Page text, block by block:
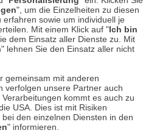
", um die Einzelheiten zu diesen
sowie um individuell je
Mit einem Klick auf "Ich bin
dem Einsatz aller Dienste zu. Mit
" lehnen Sie den Einsatz aller nicht
gemeinsam mit anderen
verfolgen unsere Partner auch
kommt es auch zu
USA. Dies ist mit Risiken
den einzelnen Diensten in den
" informieren.
9:00 Uhr bis 18:00 Uhr
Information
Sie uns im Netz
Browser